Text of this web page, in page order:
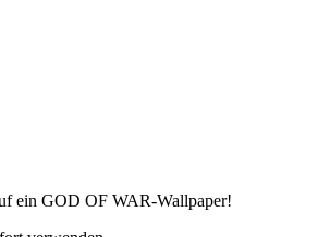
ein GOD OF WAR-Wallpaper!